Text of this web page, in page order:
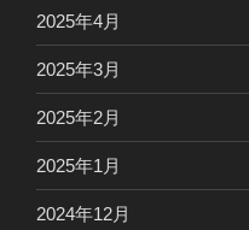
2025年4月
2025年3月
2025年2月
2025年1月
2024年12月